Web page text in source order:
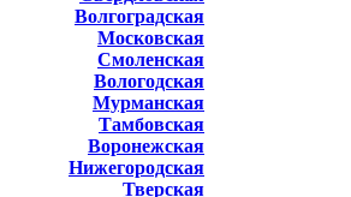
Волгоградская
Московская
Смоленская
Вологодская
Мурманская
Тамбовская
Воронежская
Нижегородская
Тверская